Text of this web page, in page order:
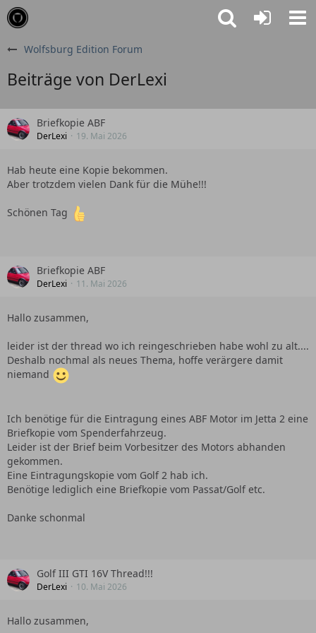
Wolfsburg Edition Forum
Beiträge von DerLexi
Briefkopie ABF
DerLexi 19. Mai 2026
Hab heute eine Kopie bekommen.
Aber trotzdem vielen Dank für die Mühe!!!
Schönen Tag
Briefkopie ABF
DerLexi 11. Mai 2026
Hallo zusammen,
leider ist der thread wo ich reingeschrieben habe wohl zu alt....
Deshalb nochmal als neues Thema, hoffe verärgere damit
niemand
Ich benötige für die Eintragung eines ABF Motor im Jetta 2 eine
Briefkopie vom Spenderfahrzeug.
Leider ist der Brief beim Vorbesitzer des Motors abhanden
gekommen.
Eine Eintragungskopie vom Golf 2 hab ich.
Benötige lediglich eine Briefkopie vom Passat/Golf etc.
Danke schonmal
Golf III GTI 16V Thread!!!
DerLexi 10. Mai 2026
Hallo zusammen,